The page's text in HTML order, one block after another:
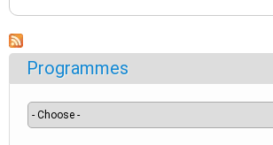
Programmes